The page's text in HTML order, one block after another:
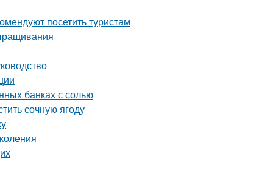
посетить туристам
банках с солью
сочную ягоду